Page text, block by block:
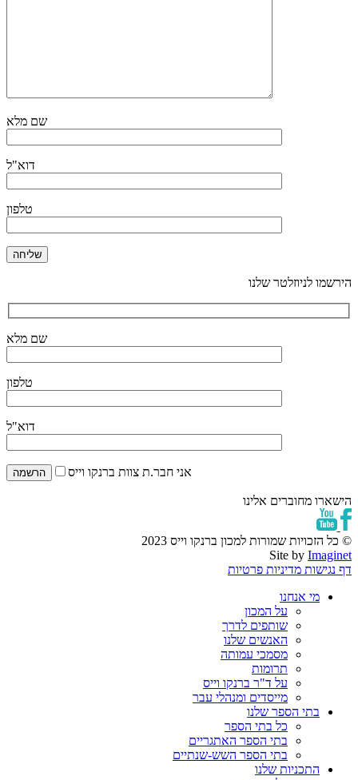
שם מלא
דוא"ל
טלפון
הירשמו לניוזלטר שלנו
שם מלא
טלפון
דוא"ל
אני חבר.ת צוות ברנקו וייס
הישארו מחוברים אלינו
© כל הזכויות שמורות למכון ברנקו וייס 2023
Site by Imaginet
דף נגישות מדיניות פרטיות
מי אנחנו
על המכון
שותפים לדרך
האנשים שלנו
מסמכי עמותה
תרומות
על ד"ר ברנקו וייס
מייסדים ומנהלי עבר
בתי הספר שלנו
כל בתי הספר
בתי הספר האתגריים
בתי הספר השש-שנתיים
התכניות שלנו